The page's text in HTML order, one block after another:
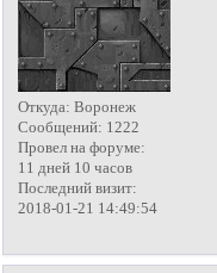
Откуда: Воронеж
Сообщений: 1222
Провел на форуме:
11 дней 10 часов
Последний визит:
2018-01-21 14:49:54